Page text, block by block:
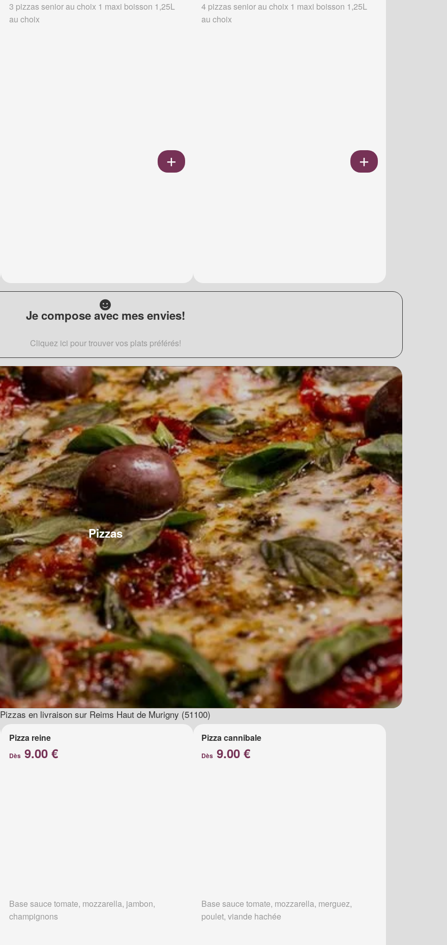
3 pizzas senior au choix 1 maxi boisson 1,25L
au choix
4 pizzas senior au choix 1 maxi boisson 1,25L
au choix
Je compose avec mes envies!
Cliquez ici pour trouver vos plats préférés!
Pizzas
Pizzas en livraison sur Reims Haut de Murigny (51100)
Pizza reine
Dès9.00 €
Base sauce tomate, mozzarella, jambon,
champignons
Pizza cannibale
Dès 9.00 €
Base sauce tomate, mozzarella, merguez,
poulet, viande hachée